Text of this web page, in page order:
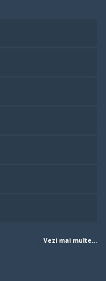
Vezi mai multe...